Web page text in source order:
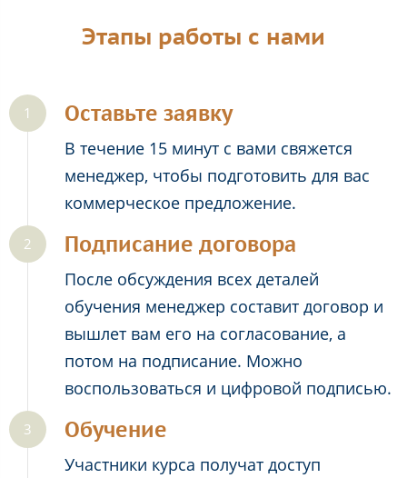
Этапы работы с нами
Оставьте заявку
В течение 15 минут с вами свяжется
менеджер, чтобы подготовить для вас
коммерческое предложение.
Подписание договора
После обсуждения всех деталей
обучения менеджер составит договор и
вышлет вам его на согласование, а
потом на подписание. Можно
воспользоваться и цифровой подписью.
Обучение
Участники курса получат доступ